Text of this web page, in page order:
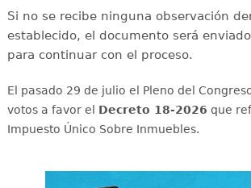
Si no se recibe ninguna observación
establecido, el documento será
para continuar con el proceso.
El pasado 29 de julio el Pleno del
votos a favor el Decreto 18-2026 que
Impuesto Único Sobre Inmuebles.